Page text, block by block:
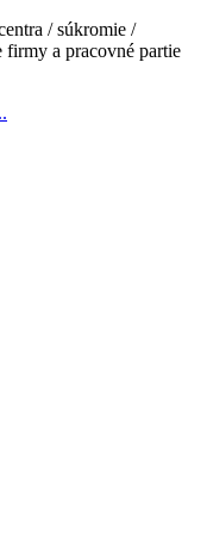
/ súkromie /
a pracovné partie